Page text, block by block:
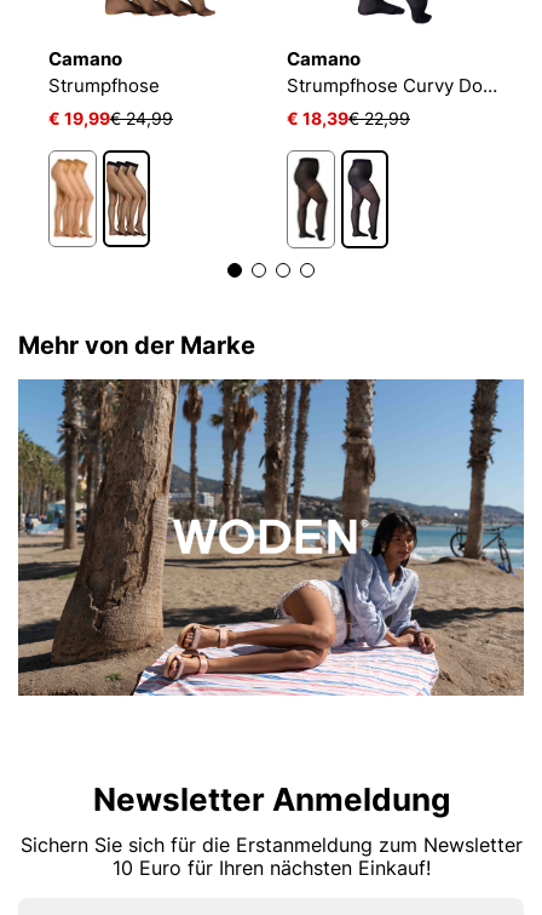
Camano
Strumpfhose
€ 19,99€ 24,99
Camano
Strumpfhose Curvy Dots
€ 18,39€ 22,99
Mehr von der Marke
Newsletter Anmeldung
Sichern Sie sich für die Erstanmeldung zum Newsletter
10 Euro für Ihren nächsten Einkauf!